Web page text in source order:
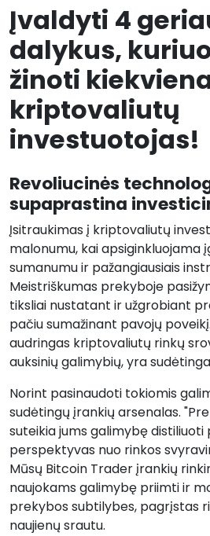
Įvaldyti 4
dalykus,
žinoti
kriptovaliutų
investuotojas!
Revoliucinės
supaprastina
Įsitraukimas į kriptovaliutų
malonumu, kai apsiginkluojama
sumanumu ir pažangiausiais
Meistriškumas prekyboje
tiksliai nustatant ir užgrobiant
pačiu sumažinant pavojų
audringas kriptovaliutų rinkų
auksinių galimybių, yra
Norint pasinaudoti tokiomis
sudėtingų įrankių arsenalas.
suteikia jums galimybę distiliuoti
perspektyvas nuo rinkos
Mūsų Bitcoin Trader įrankių
naujokams galimybę priimti ir
prekybos subtilybes, pagrįstas
naujienų srautu.